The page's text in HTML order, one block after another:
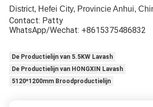
District, Hefei City, Provincie Anhui,
Contact: Patty
WhatsApp/Wechat: +8615375486832
De Productielijn van 5.5KW Lavash
De Productielijn van HONGXIN Lavash
5120*1200mm Broodproductielijn